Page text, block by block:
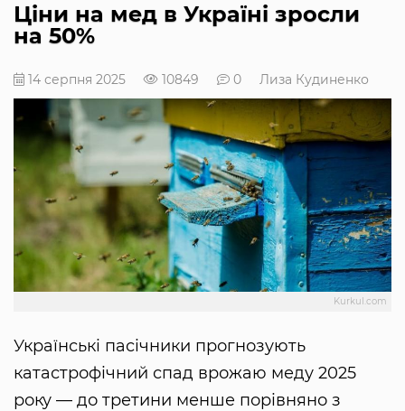
Ціни на мед в Україні зросли
на 50%
14 серпня 2025 10849 0 Лиза Кудиненко
Kurkul.com
Українські пасічники прогнозують
катастрофічний спад врожаю меду 2025
року — до третини менше порівняно з